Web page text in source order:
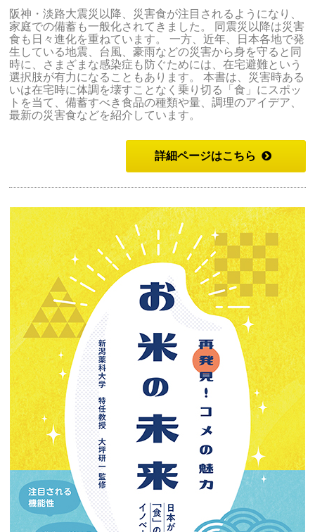
阪神・淡路大震災以降、災害食が注目されるようになり、
家庭での備蓄も一般化されてきました。 同震災以降は災害
食も日々進化を重ねています。 一方、近年、日本各地で発
生している地震、台風、豪雨などの災害から身を守ると同
時に、さまざまな感染症も防ぐためには、在宅避難という
選択肢が有力になることもあります。 本書は、災害時ある
いは在宅時に体調を壊すことなく乗り切る「食」にスポッ
トを当て、備蓄すべき食品の種類や量、調理のアイデア、
最新の災害食などを紹介しています。
詳細ページはこちら